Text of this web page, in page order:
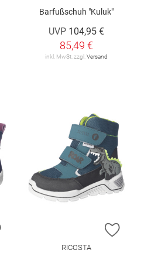
Barfußschuh "Kuluk"
UVP 104,95 €
85,49 €
inkl. MwSt. zzgl. Versand
ZUR WUNSCHLISTE HINZUFÜGEN
ZUR
RICOSTA